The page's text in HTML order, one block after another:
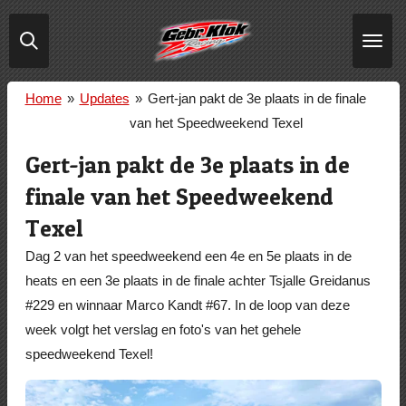
direct
naar
Home » Updates » Gert-jan pakt de 3e plaats in de finale
van het Speedweekend Texel
Gert-jan pakt de 3e plaats in de
finale van het Speedweekend
Texel
Dag 2 van het speedweekend een 4e en 5e plaats in de
heats en een 3e plaats in de finale achter Tsjalle Greidanus
#229 en winnaar Marco Kandt #67. In de loop van deze
week volgt het verslag en foto's van het gehele
speedweekend Texel!